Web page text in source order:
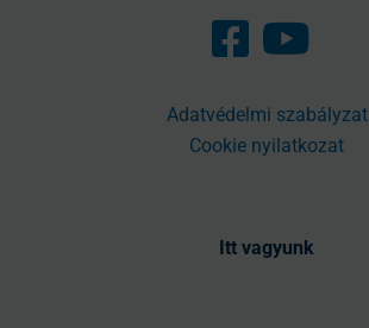
Adatvédelmi szabályzat
Cookie nyilatkozat
Itt vagyunk